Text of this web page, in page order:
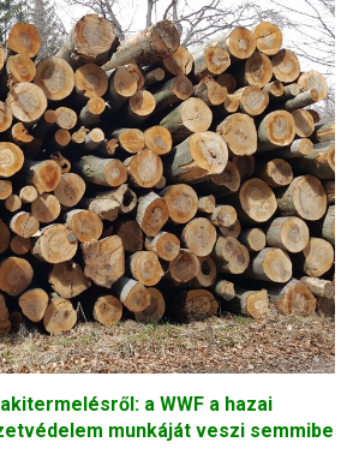
a WWF a hazai
munkáját veszi semmibe